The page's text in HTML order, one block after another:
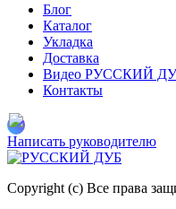
Блог
Каталог
Укладка
Доставка
Видео РУССКИЙ
Контакты
Написать руководителю
Copyright (c) Все права